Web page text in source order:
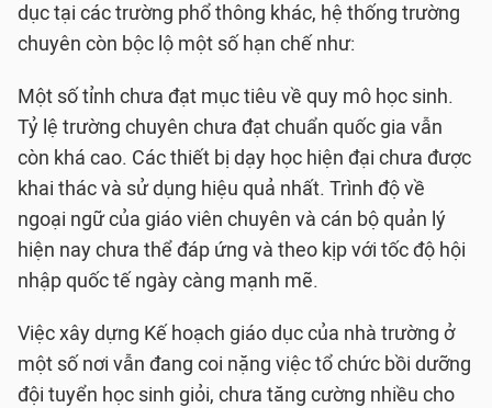
dục tại các trường phổ thông khác, hệ thống trường
chuyên còn bộc lộ một số hạn chế như:
Một số tỉnh chưa đạt mục tiêu về quy mô học sinh.
Tỷ lệ trường chuyên chưa đạt chuẩn quốc gia vẫn
còn khá cao. Các thiết bị dạy học hiện đại chưa được
khai thác và sử dụng hiệu quả nhất. Trình độ về
ngoại ngữ của giáo viên chuyên và cán bộ quản lý
hiện nay chưa thể đáp ứng và theo kịp với tốc độ hội
nhập quốc tế ngày càng mạnh mẽ.
Việc xây dựng Kế hoạch giáo dục của nhà trường ở
một số nơi vẫn đang coi nặng việc tổ chức bồi dưỡng
đội tuyển học sinh giỏi, chưa tăng cường nhiều cho